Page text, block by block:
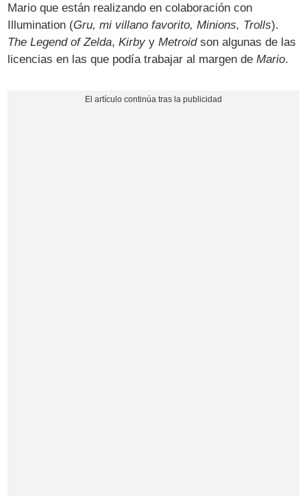
Mario que están realizando en colaboración con
Illumination (Gru, mi villano favorito, Minions, Trolls).
The Legend of Zelda,Kirby yMetroidson algunas de las
licencias en las que podía trabajar al margen deMario.